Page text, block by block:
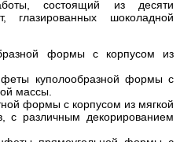
состоящий из десяти
глазированных шоколадной
формы с корпусом из
куполообразной формы с
массы.
формы с корпусом из мягкой
с различным декорированием